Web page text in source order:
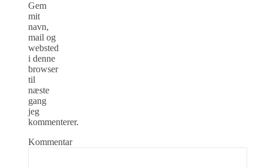
Gem
mit
navn,
mail og
websted
i denne
browser
til
næste
gang
jeg
kommenterer.
Kommentar